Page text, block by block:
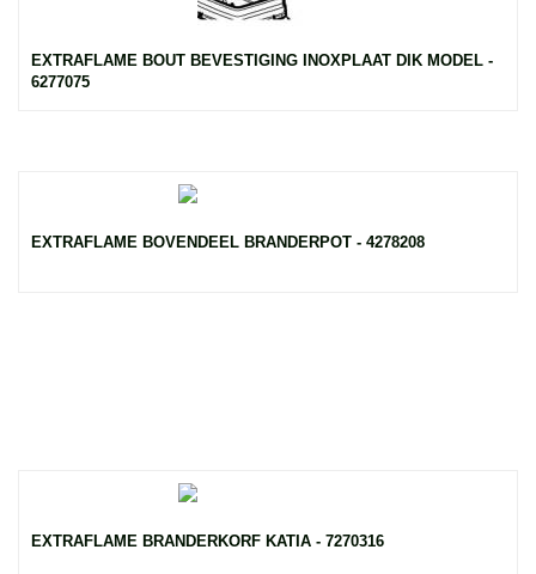
EXTRAFLAME BOUT BEVESTIGING INOXPLAAT DIK MODEL -
6277075
EXTRAFLAME BOVENDEEL BRANDERPOT - 4278208
EXTRAFLAME BRANDERKORF KATIA - 7270316